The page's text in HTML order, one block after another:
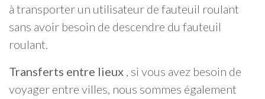
à transporter un utilisateur de fauteuil roulant
sans avoir besoin de descendre du fauteuil
roulant.
Transferts entre lieux , si vous avez besoin de
voyager entre villes, nous sommes également